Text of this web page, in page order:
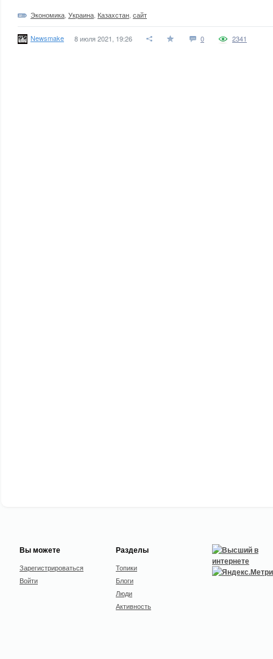
Экономика Украина Казахстан сайт
Newsmake 8 июля 2021, 19:26 0 2341
Вы можете
Зарегистрироваться
Войти
Разделы
Топики
Блоги
Люди
Активность